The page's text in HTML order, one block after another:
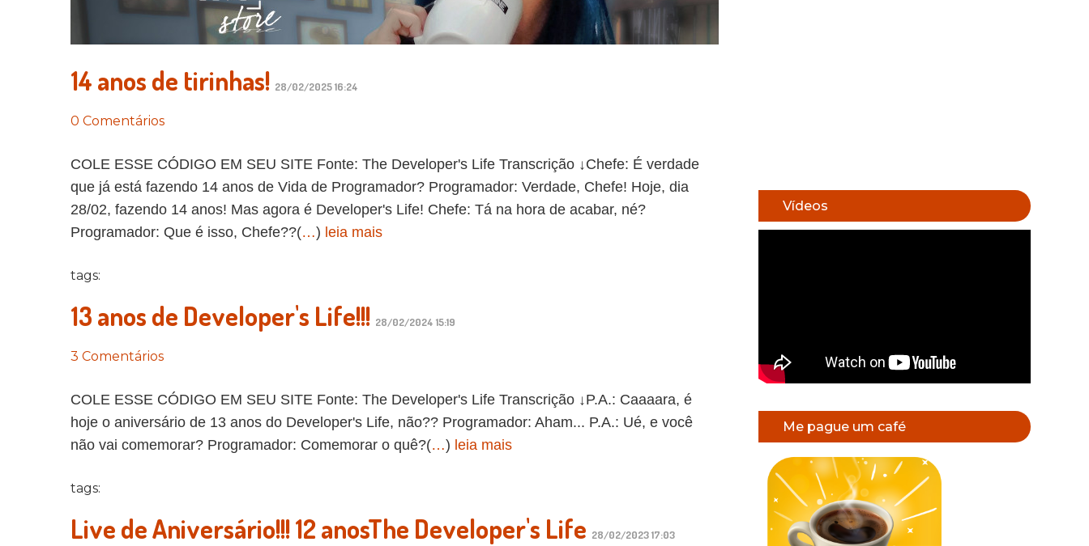
14 anos de tirinhas! 28/02/2025 16:24
0 Comentários
COLE ESSE CÓDIGO EM SEU SITE Fonte: The Developer's Life Transcrição ↓Chefe: É verdade
que já está fazendo 14 anos de Vida de Programador? Programador: Verdade, Chefe! Hoje, dia
28/02, fazendo 14 anos! Mas agora é Developer's Life! Chefe: Tá na hora de acabar, né?
Programador: Que é isso, Chefe??(…) leia mais
tags:
13 anos de Developer's Life!!! 28/02/2024 15:19
3 Comentários
COLE ESSE CÓDIGO EM SEU SITE Fonte: The Developer's Life Transcrição ↓P.A.: Caaaara, é
hoje o aniversário de 13 anos do Developer's Life, não?? Programador: Aham... P.A.: Ué, e você
não vai comemorar? Programador: Comemorar o quê?(…) leia mais
tags:
Live de Aniversário!!! 12 anosThe Developer's Life 28/02/2023 17:03
Vídeos
Me pague um café